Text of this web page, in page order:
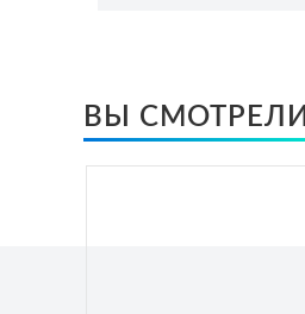
ВЫ СМОТРЕЛИ